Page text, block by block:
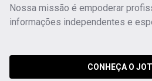
Nossa missão é empoderar
informações independentes e
CONHEÇA O